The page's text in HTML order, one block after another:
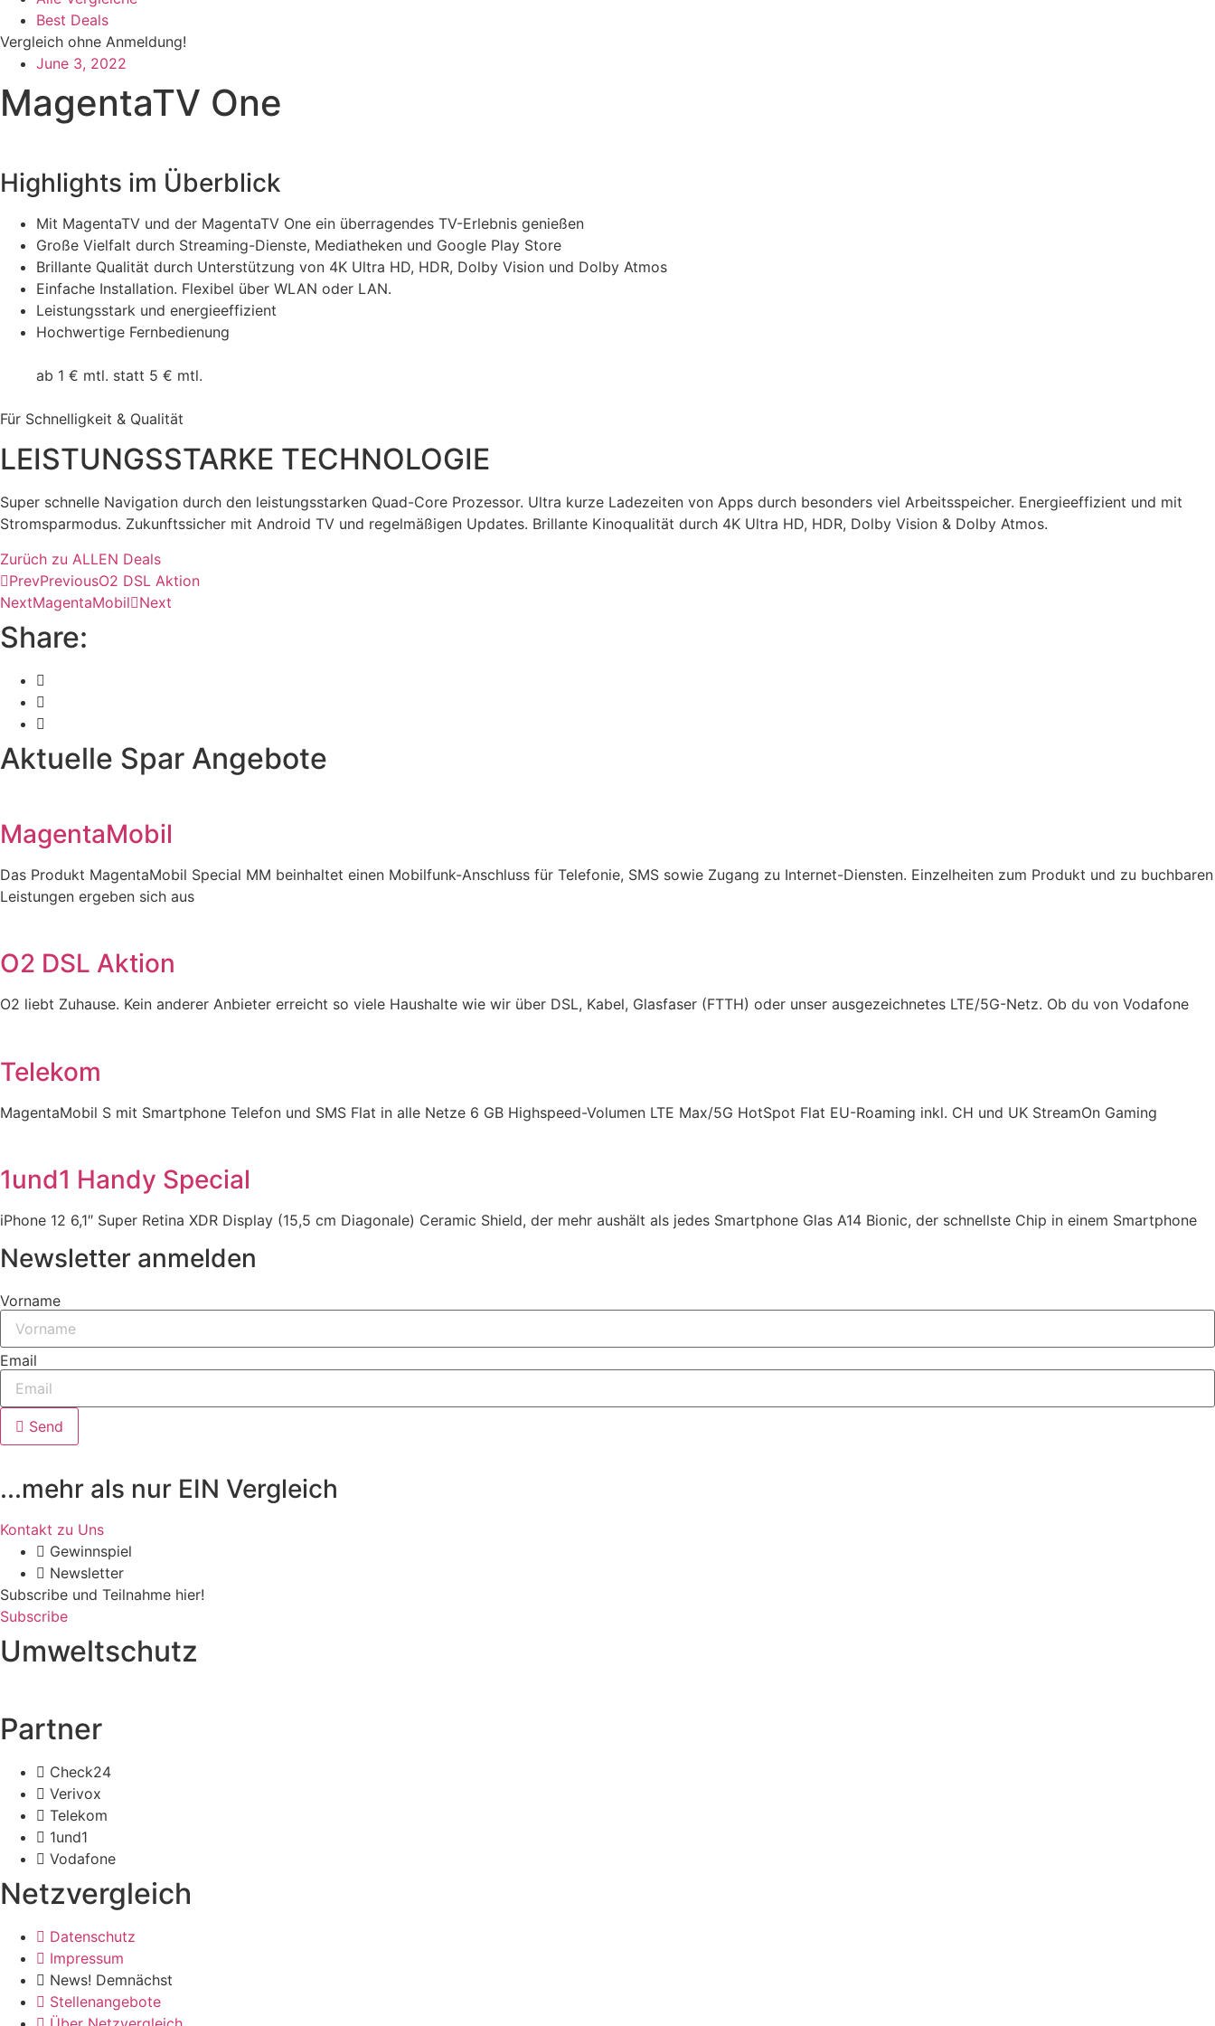
Best Deals
Vergleich ohne Anmeldung!
June 3, 2022
MagentaTV One
Highlights im Überblick
Mit MagentaTV und der MagentaTV One ein überragendes TV-Erlebnis genießen
Große Vielfalt durch Streaming-Dienste, Mediatheken und Google Play Store
Brillante Qualität durch Unterstützung von 4K Ultra HD, HDR, Dolby Vision und Dolby Atmos
Einfache Installation. Flexibel über WLAN oder LAN.
Leistungsstark und energieeffizient
Hochwertige Fernbedienung
ab 1 € mtl. statt 5 € mtl.
Für Schnelligkeit & Qualität
LEISTUNGSSTARKE TECHNOLOGIE
Super schnelle Navigation durch den leistungsstarken Quad-Core Prozessor. Ultra kurze Ladezeiten von Apps durch besonders viel Arbeitsspeicher. Energieeffizient und mit
Stromsparmodus. Zukunftssicher mit Android TV und regelmäßigen Updates. Brillante Kinoqualität durch 4K Ultra HD, HDR, Dolby Vision & Dolby Atmos.
Zurüch zu ALLEN Deals
PrevPreviousO2 DSL Aktion
NextMagentaMobil Next
Share:
Aktuelle Spar Angebote
MagentaMobil
Das Produkt MagentaMobil Special MM beinhaltet einen Mobilfunk-Anschluss für Telefonie, SMS sowie Zugang zu Internet-Diensten. Einzelheiten zum Produkt und zu buchbaren
Leistungen ergeben sich aus
O2 DSL Aktion
O2 liebt Zuhause. Kein anderer Anbieter erreicht so viele Haushalte wie wir über DSL, Kabel, Glasfaser (FTTH) oder unser ausgezeichnetes LTE/5G-Netz. Ob du von Vodafone
Telekom
MagentaMobil S mit Smartphone Telefon und SMS Flat in alle Netze 6 GB Highspeed-Volumen LTE Max/5G HotSpot Flat EU-Roaming inkl. CH und UK StreamOn Gaming
1und1 Handy Special
iPhone 12 6,1″ Super Retina XDR Display (15,5 cm Diagonale) Ceramic Shield, der mehr aushält als jedes Smartphone Glas A14 Bionic, der schnellste Chip in einem Smartphone
Newsletter anmelden
Vorname
Email
Send
...mehr als nur EIN Vergleich
Kontakt zu Uns
Gewinnspiel
Newsletter
Subscribe und Teilnahme hier!
Subscribe
Umweltschutz
Partner
Check24
Verivox
Telekom
1und1
Vodafone
Netzvergleich
Datenschutz
Impressum
News! Demnächst
Stellenangebote